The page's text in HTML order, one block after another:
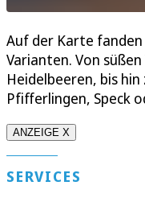
Auf der Karte fanden
Varianten. Von
Heidelbeeren, bis
Pfifferlingen, Speck
ANZEIGE X
SERVICES